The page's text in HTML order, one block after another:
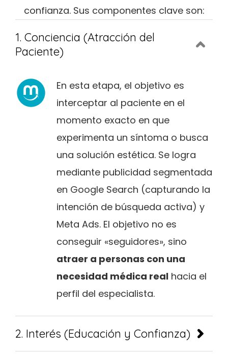
confianza. Sus componentes clave son:
1. Conciencia (Atracción del
Paciente)
En esta etapa, el objetivo es
interceptar al paciente en el
momento exacto en que
experimenta un síntoma o busca
una solución estética. Se logra
mediante publicidad segmentada
en Google Search (capturando la
intención de búsqueda activa) y
Meta Ads. El objetivo no es
conseguir «seguidores», sino
atraer a personas con una
necesidad médica real hacia el
perfil del especialista.
2. Interés (Educación y Confianza)